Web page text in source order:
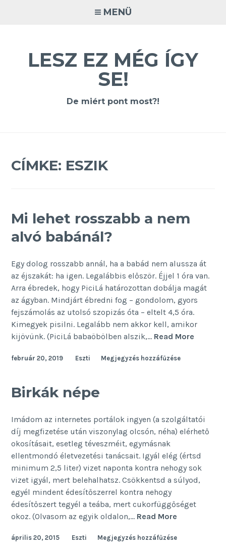
MENÜ
LESZ EZ MÉG ÍGY
SE!
De miért pont most?!
CÍMKE: ESZIK
Mi lehet rosszabb a nem
alvó babánál?
Egy dolog rosszabb annál, ha a babád nem alussza át
az éjszakát: ha igen. Legalábbis először. Éjjel 1 óra van.
Arra ébredek, hogy PiciLá határozottan dobálja magát
az ágyban. Mindjárt ébredni fog – gondolom, gyors
fejszámolás az utolsó szopizás óta – eltelt 4,5 óra.
Kimegyek pisilni. Legalább nem akkor kell, amikor
kijövünk. (PiciLá babaöbölben alszik,… Read More
február 20, 2019 Eszti Megjegyzés hozzáfűzése
Birkák népe
Imádom az internetes portálok ingyen (a szolgáltatói
díj megfizetése után viszonylag olcsón, néha) elérhető
okosításait, esetleg téveszméit, egymásnak
ellentmondó életvezetési tanácsait. Igyál elég (értsd
minimum 2,5 liter) vizet naponta kontra nehogy sok
vizet igyál, mert belehalhatsz. Csökkentsd a súlyod,
egyél mindent édesítőszerrel kontra nehogy
édesítőszert tegyél a teába, mert cukorfüggőséget
okoz. (Olvasom az egyik oldalon,… Read More
április 20, 2015 Eszti Megjegyzés hozzáfűzése